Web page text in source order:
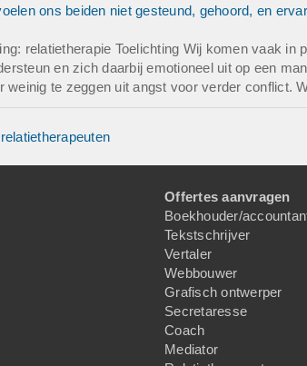
ons beiden niet gesteund, gehoord, en
relatietherapie Toelichting Wij komen vaak in
en zich daarbij emotioneel uit op een
weinig te zeggen uit angst voor verder conflict.
Offertes aanvragen
Boekhouder/
Tekstschrijver
Vertaler
Webbouwer
Grafisch ontwerper
Secretaresse
Coach
Mediator